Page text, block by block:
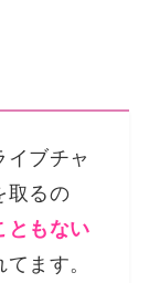
イブチャ
取るの
ともない
ます。